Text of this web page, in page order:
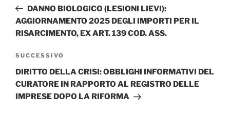
precedente:
DANNO BIOLOGICO (LESIONI LIEVI):
AGGIORNAMENTO 2025 DEGLI IMPORTI PER IL
RISARCIMENTO, EX ART. 139 COD. ASS.
Articolo
successivo
SUCCESSIVO
DIRITTO DELLA CRISI: OBBLIGHI INFORMATIVI DEL
CURATORE IN RAPPORTO AL REGISTRO DELLE
IMPRESE DOPO LA RIFORMA